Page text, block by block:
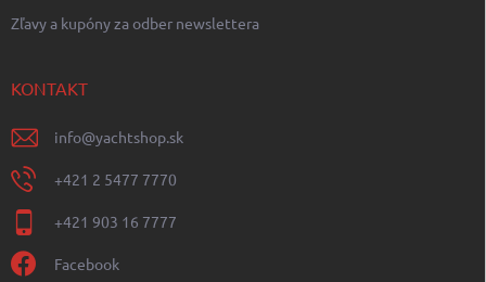
Zľavy a kupóny za odber newslettera
KONTAKT
info@yachtshop.sk
+421 2 5477 7770
+421 903 16 7777
Facebook